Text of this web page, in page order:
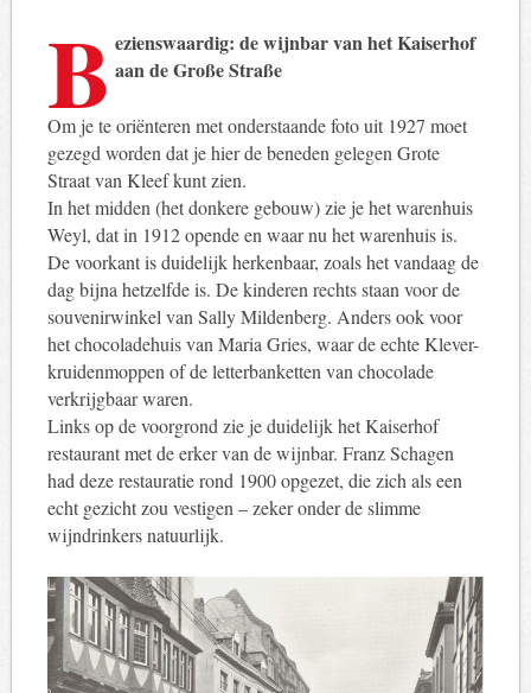
B ezienswaardig: de wijnbar van het Kaiserhof
aan de Große Straße
Om je te oriënteren met onderstaande foto uit 1927 moet
gezegd worden dat je hier de beneden gelegen Grote
Straat van Kleef kunt zien.
In het midden (het donkere gebouw) zie je het warenhuis
Weyl, dat in 1912 opende en waar nu het warenhuis is.
De voorkant is duidelijk herkenbaar, zoals het vandaag de
dag bijna hetzelfde is. De kinderen rechts staan ​​voor de
souvenirwinkel van Sally Mildenberg. Anders ook voor
het chocoladehuis van Maria Gries, waar de echte Klever-
kruidenmoppen of de letterbanketten van chocolade
verkrijgbaar waren.
Links op de voorgrond zie je duidelijk het Kaiserhof
restaurant met de erker van de wijnbar. Franz Schagen
had deze restauratie rond 1900 opgezet, die zich als een
echt gezicht zou vestigen – zeker onder de slimme
wijndrinkers natuurlijk.